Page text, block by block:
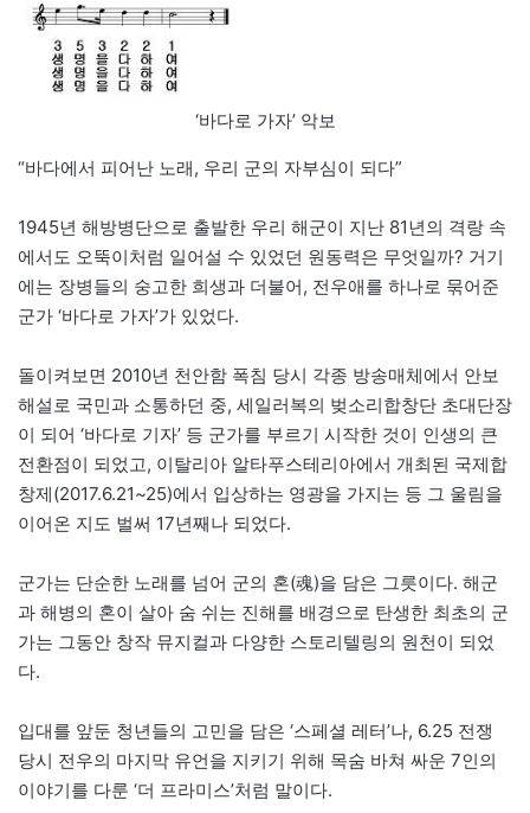
‘바다로 가자’ 악보
“바다에서 피어난 노래, 우리 군의 자부심이 되다”
1945년 해방병단으로 출발한 우리 해군이 지난 81년의 격랑 속
에서도 오뚝이처럼 일어설 수 있었던 원동력은 무엇일까? 거기
에는 장병들의 숭고한 희생과 더불어, 전우애를 하나로 묶어준
군가 ‘바다로 가자’가 있었다.
돌이켜보면 2010년 천안함 폭침 당시 각종 방송매체에서 안보
해설로 국민과 소통하던 중, 세일러복의 벚소리합창단 초대단장
이 되어 ‘바다로 기자’ 등 군가를 부르기 시작한 것이 인생의 큰
전환점이 되었고, 이탈리아 알타푸스테리아에서 개최된 국제합
창제(2017.6.21~25)에서 입상하는 영광을 가지는 등 그 울림을
이어온 지도 벌써 17년째나 되었다.
군가는 단순한 노래를 넘어 군의 혼(魂)을 담은 그릇이다. 해군
과 해병의 혼이 살아 숨 쉬는 진해를 배경으로 탄생한 최초의 군
가는 그동안 창작 뮤지컬과 다양한 스토리텔링의 원천이 되었
다.
입대를 앞둔 청년들의 고민을 담은 ‘스페셜 레터’나, 6.25 전쟁
당시 전우의 마지막 유언을 지키기 위해 목숨 바쳐 싸운 7인의
이야기를 다룬 ‘더 프라미스’처럼 말이다.